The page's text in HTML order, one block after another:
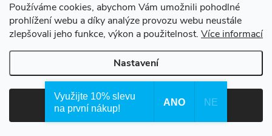
Používáme cookies, abychom Vám umožnili pohodlné
prohlížení webu a díky analýze provozu webu neustále
zlepšovali jeho funkce, výkon a použitelnost. Více informací
Nastavení
Souhlasím
Zásady ochrany osobních údajů
Doprava a platba Tříletá záruka
Vytvořil Shoptet
Copyright 2026Waterfilter.cz . Všechna práva vyhrazena.
Využijte 10% slevu
na první nákup!
ANO NE